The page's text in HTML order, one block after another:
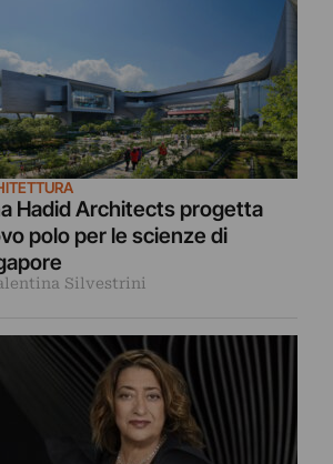
Hadid Architects progetta
polo per le scienze di
Silvestrini